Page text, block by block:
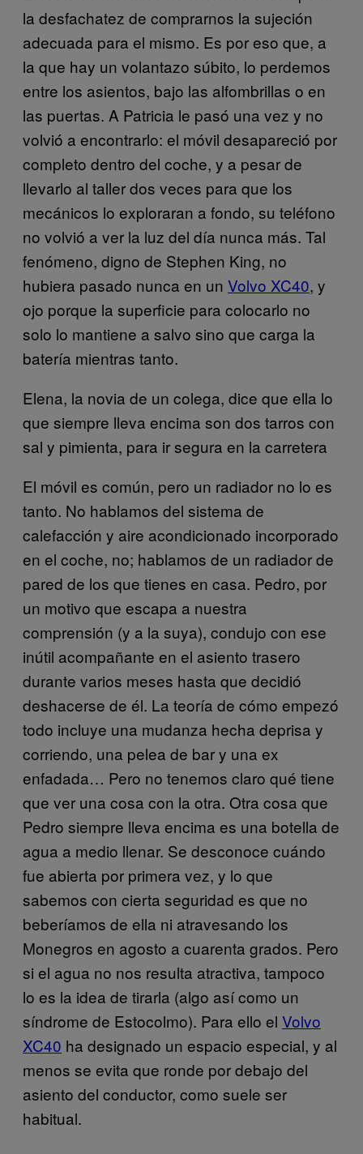
la desfachatez de comprarnos la sujeción
adecuada para el mismo. Es por eso que, a
la que hay un volantazo súbito, lo perdemos
entre los asientos, bajo las alfombrillas o en
las puertas. A Patricia le pasó una vez y no
volvió a encontrarlo: el móvil desapareció por
completo dentro del coche, y a pesar de
llevarlo al taller dos veces para que los
mecánicos lo exploraran a fondo, su teléfono
no volvió a ver la luz del día nunca más. Tal
fenómeno, digno de Stephen King, no
hubiera pasado nunca en un Volvo XC40, y
ojo porque la superficie para colocarlo no
solo lo mantiene a salvo sino que carga la
batería mientras tanto.
Elena, la novia de un colega, dice que ella lo
que siempre lleva encima son dos tarros con
sal y pimienta, para ir segura en la carretera
El móvil es común, pero un radiador no lo es
tanto. No hablamos del sistema de
calefacción y aire acondicionado incorporado
en el coche, no; hablamos de un radiador de
pared de los que tienes en casa. Pedro, por
un motivo que escapa a nuestra
comprensión (y a la suya), condujo con ese
inútil acompañante en el asiento trasero
durante varios meses hasta que decidió
deshacerse de él. La teoría de cómo empezó
todo incluye una mudanza hecha deprisa y
corriendo, una pelea de bar y una ex
enfadada… Pero no tenemos claro qué tiene
que ver una cosa con la otra. Otra cosa que
Pedro siempre lleva encima es una botella de
agua a medio llenar. Se desconoce cuándo
fue abierta por primera vez, y lo que
sabemos con cierta seguridad es que no
beberíamos de ella ni atravesando los
Monegros en agosto a cuarenta grados. Pero
si el agua no nos resulta atractiva, tampoco
lo es la idea de tirarla (algo así como un
síndrome de Estocolmo). Para ello el Volvo
XC40 ha designado un espacio especial, y al
menos se evita que ronde por debajo del
asiento del conductor, como suele ser
habitual.